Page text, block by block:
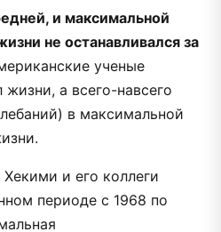
и максимальной
не останавливался за
ученые
а всего-навсего
в максимальной
и его коллеги
периоде с 1968 по